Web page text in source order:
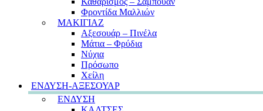
Φροντίδα Μαλλιών
ΜΑΚΙΓΙΑΖ
Αξεσουάρ – Πινέλα
Μάτια – Φρύδια
Νύχια
Πρόσωπο
Χείλη
ΕΝΔΥΣΗ-ΑΞΕΣΟΥΑΡ
ΕΝΔΥΣΗ